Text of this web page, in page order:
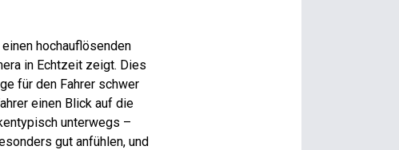
hochauflösenden
in Echtzeit zeigt. Dies
für den Fahrer schwer
einen Blick auf die
unterwegs –
gut anfühlen, und